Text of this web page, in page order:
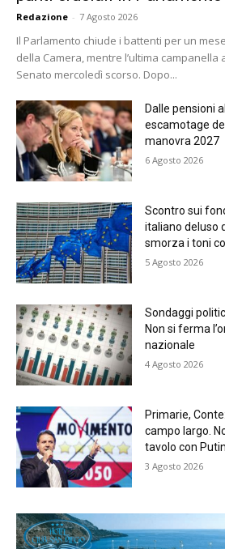
Redazione - 7 Agosto 2026
Il Parlamento chiude i battenti per un
della Camera, mentre l’ultima
Senato mercoledì scorso. Dopo...
Dalle pensioni
escamotage
manovra 2027
6 Agosto 2026
Scontro sui
italiano deluso
smorza i toni
5 Agosto 2026
Sondaggi
Non si ferma
nazionale
4 Agosto 2026
Primarie,
campo largo.
tavolo con
3 Agosto 2026